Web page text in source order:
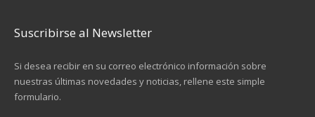
Suscribirse al Newsletter
Si desea recibir en su correo electrónico información sobre
nuestras últimas novedades y noticias, rellene este simple
formulario.